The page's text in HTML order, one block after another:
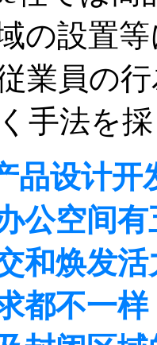
の設置
業員の
手法を
品设计
公空间
和焕发
都不一样